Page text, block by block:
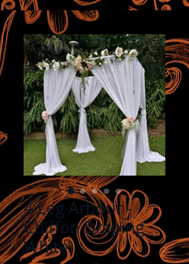
4 Leg Arbour -
Chiffon Draping
White